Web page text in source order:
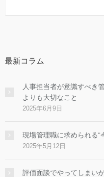
最新コラム
人事担当者が意識すべき
よりも大切なこと
2025年6月9日
現場管理職に求められる“
2025年5月12日
評価面談でやってしまい